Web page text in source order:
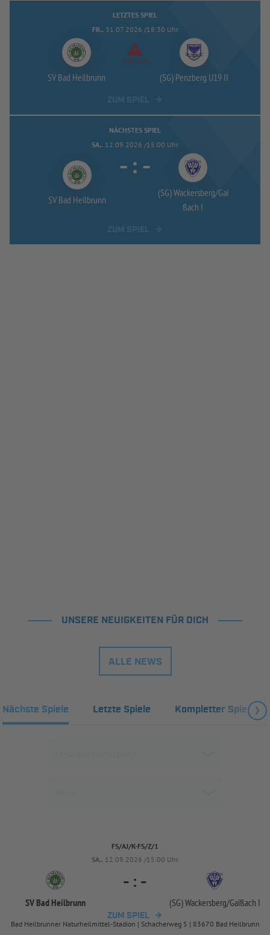
LETZTES SPIEL
FR.. 31.07.2026 /18:30 Uhr
SV Bad Heilbrunn
Abgesetzt
(SG) Penzberg U19 II
NÄCHSTES SPIEL
SA.. 12.09.2026 /15:00 Uhr
SV Bad Heilbrunn
- : -
(SG) Wackersberg/Gai
ßach I
UNSERE NEUIGKEITEN FÜR DICH
ALLE NEWS
Nächste Spiele Letzte Spiele Kompletter Spielplan
FS/AJ/K-FS/Z/1
SA.. 12.09.2026 /15:00 Uhr
SV Bad Heilbrunn
- : -
(SG) Wackersberg/Gaißach I
ZUM SPIEL
Bad Heilbrunner Naturheilmittel-Stadion | Schacherweg 5 | 83670 Bad Heilbrunn